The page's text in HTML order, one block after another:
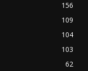
156
109
104
103
62